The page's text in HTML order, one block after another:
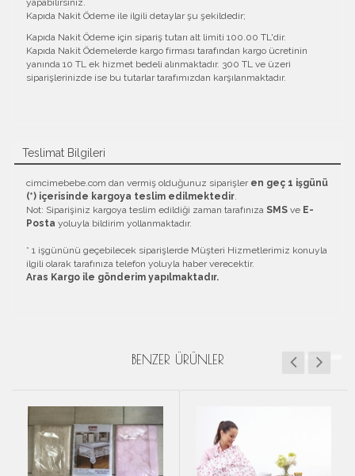
yapabilirsiniz.
Kapıda Nakit Ödeme ile ilgili detaylar şu şekildedir;
Kapıda Nakit Ödeme için sipariş tutarı alt limiti 100.00 TL'dir.
Kapıda Nakit Ödemelerde kargo firması tarafından kargo ücretinin
yanında 10 TL ek hizmet bedeli alınmaktadır. 300 TL ve üzeri
siparişlerinizde ise bu tutarlar tarafımızdan karşılanmaktadır.
Teslimat Bilgileri
cimcimebebe.com dan vermiş olduğunuz siparişler en geç 1 işgünü
(*) içerisinde kargoya teslim edilmektedir.
Not: Siparişiniz kargoya teslim edildiği zaman tarafınıza SMS ve E-
Posta yoluyla bildirim yollanmaktadır.
* 1 işgününü geçebilecek siparişlerde Müşteri Hizmetlerimiz konuyla
ilgili olarak tarafınıza telefon yoluyla haber verecektir.
Aras Kargo ile gönderim yapılmaktadır.
BENZER ÜRÜNLER